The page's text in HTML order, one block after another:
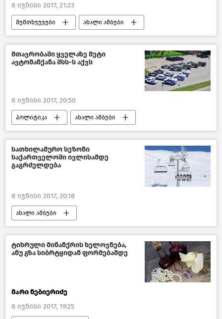
8 ივნისი 2017, 21:23
შემთხვევები ახალი ამბები
საქართველო
მთავრობაში ყველაზე მეტი
ავტომანქანა შსს-ს აქვს
8 ივნისი 2017, 20:50
პოლიტიკა ახალი ამბები
საქართველოს მთავრობა–2018
საქართველო
სათხილამურო სეზონი
საქართველოში ივლისამდე
გაგრძელდება
8 ივნისი 2017, 20:18
ახალი ამბები
ტურიზმი საქართველოში
საქართველო
ტიხრული მინანქრის ხელოვნება,
ანუ გზა სიბრტყიდან ფორმებამდე
მარი ნებიერიძე
8 ივნისი 2017, 19:25